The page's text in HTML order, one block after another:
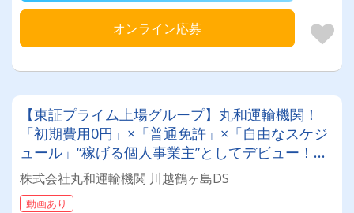
オンライン応募
【東証プライム上場グループ】丸和運輸機関！
「初期費用0円」×「普通免許」×「自由なスケジ
ュール」“稼げる個人事業主”としてデビュー！確
定申告など充実のサポート体制も♪
株式会社丸和運輸機関 川越鶴ヶ島DS
動画あり